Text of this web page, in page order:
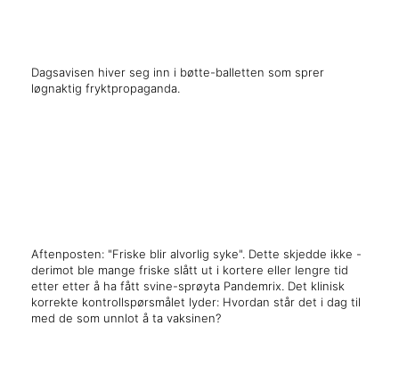
Dagsavisen hiver seg inn i bøtte-balletten som sprer
løgnaktig fryktpropaganda.
Aftenposten: "Friske blir alvorlig syke". Dette skjedde ikke -
derimot ble mange friske slått ut i kortere eller lengre tid
etter etter å ha fått svine-sprøyta Pandemrix. Det klinisk
korrekte kontrollspørsmålet lyder: Hvordan står det i dag til
med de som unnlot å ta vaksinen?